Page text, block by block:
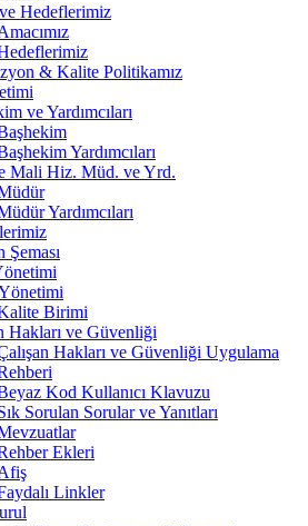
Hedeflerimiz
& Kalite Politikamız
ve Yardımcıları
Yardımcıları
Mali Hiz. Müd. ve Yrd.
Yardımcıları
Şeması
Birimi
Hakları ve Güvenliği
Hakları ve Güvenliği Uygulama
Kod Kullanıcı Klavuzu
Sorulan Sorular ve Yanıtları
Ekleri
Linkler